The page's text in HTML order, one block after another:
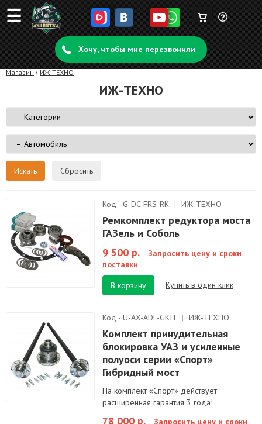
☰ Задать
вопрос
Корзина
пуста
Хочу, чтобы мне перезвонили
Магазин › ИЖ-ТЕХНО
ИЖ-ТЕХНО
Сбросить
Код - G-DC-FRS-RK | ИЖ-ТЕХНО
Ремкомплект редуктора моста
ГАЗель и Соболь
9 500 р.
Запросить цену и сроки
поставки
В корзину
Купить в один клик
Код - U-AX-ADL-GKIT | ИЖ-ТЕХНО
Комплект принудительная
блокировка УАЗ и усиленные
полуоси серии «Спорт»
Гибридный мост
На комплект «Спорт» действует
расширенная гарантия 3 года!
78 000 р.
Запросить цену и сроки